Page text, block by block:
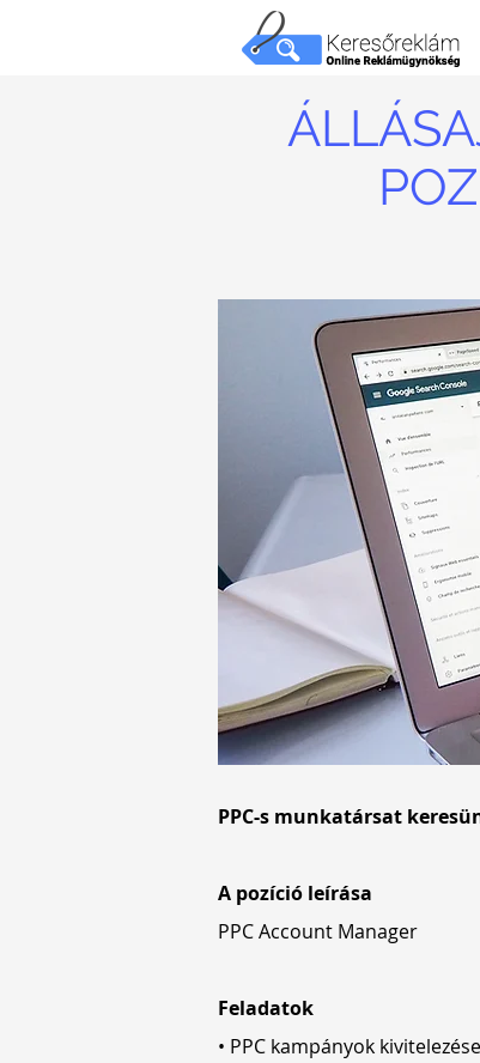
PPC-s munkatársat
A pozíció leírása
PPC Account Manager
Feladatok
• PPC kampányok